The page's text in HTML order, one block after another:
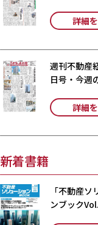
詳細
週刊不動産
日号・今週
詳細
新着書籍
「不動産ソ
ンブック